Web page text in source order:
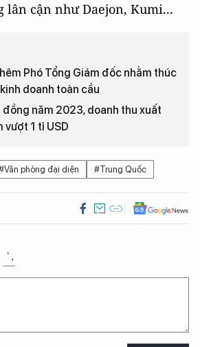
lân cận như Daejon, Kumi...
Phó Tổng Giám đốc nhằm thúc
doanh toàn cầu
đồng năm 2023, doanh thu xuất
vượt 1 tỉ USD
phòng đại diện #Trung Quốc